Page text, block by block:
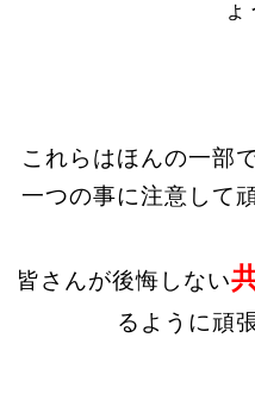
ょ
これらはほんの一部
一つの事に注意して
皆さんが後悔しない
るように頑